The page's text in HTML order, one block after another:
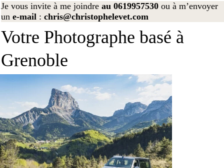
Je vous invite à me joindre au 0619957530 ou à m’envoyer
un e-mail : chris@christophelevet.com
Votre Photographe basé à
Grenoble